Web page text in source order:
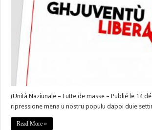
anni,
zitelli,
omi,
corsi
so
stati
(Unità Naziunale – Lutte de masse – Publié le 14
ripressione mena u nostru populu dapoi duie
Read More »